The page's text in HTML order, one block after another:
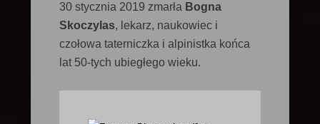
30 stycznia 2019 zmarła Bogna
Skoczylas, lekarz, naukowiec i
czołowa taterniczka i alpinistka końca
lat 50-tych ubiegłego wieku.